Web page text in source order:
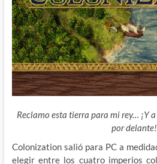
Reclamo esta tierra para mi rey… ¡Y
por delante!
Colonization salió para PC a
elegir entre los cuatro imperios